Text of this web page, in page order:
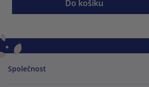
Do košíku
Společnost